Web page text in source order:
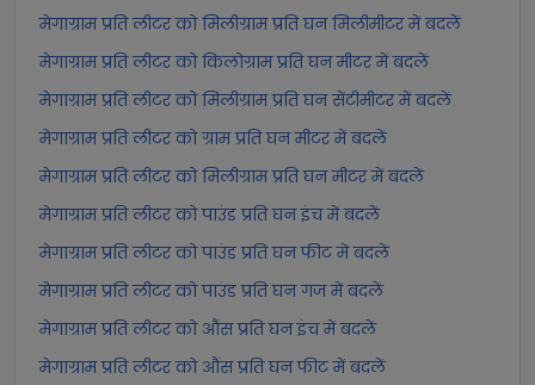
मेगाग्राम प्रति लीटर को मिलीग्राम प्रति घन मिलीमीटर में बदलें
मेगाग्राम प्रति लीटर को किलोग्राम प्रति घन मीटर में बदलें
मेगाग्राम प्रति लीटर को मिलीग्राम प्रति घन सेंटीमीटर में बदलें
मेगाग्राम प्रति लीटर को ग्राम प्रति घन मीटर में बदलें
मेगाग्राम प्रति लीटर को मिलीग्राम प्रति घन मीटर में बदलें
मेगाग्राम प्रति लीटर को पाउंड प्रति घन इंच में बदलें
मेगाग्राम प्रति लीटर को पाउंड प्रति घन फीट में बदलें
मेगाग्राम प्रति लीटर को पाउंड प्रति घन गज में बदलें
मेगाग्राम प्रति लीटर को औंस प्रति घन इंच में बदलें
मेगाग्राम प्रति लीटर को औंस प्रति घन फीट में बदलें